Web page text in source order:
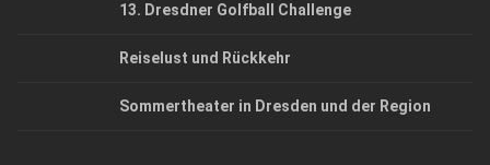
13. Dresdner Golfball Challenge
Reiselust und Rückkehr
Sommertheater in Dresden und der Region